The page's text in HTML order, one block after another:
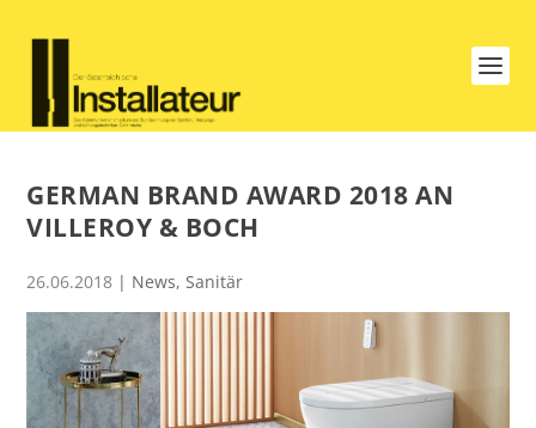
GERMAN BRAND AWARD 2018 AN
VILLEROY & BOCH
26.06.2018 | News,Sanitär